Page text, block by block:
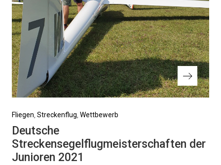
Nächster
Beitrag
Fliegen Streckenflug Wettbewerb
Deutsche
Streckensegelflugmeisterschaften der
Junioren 2021